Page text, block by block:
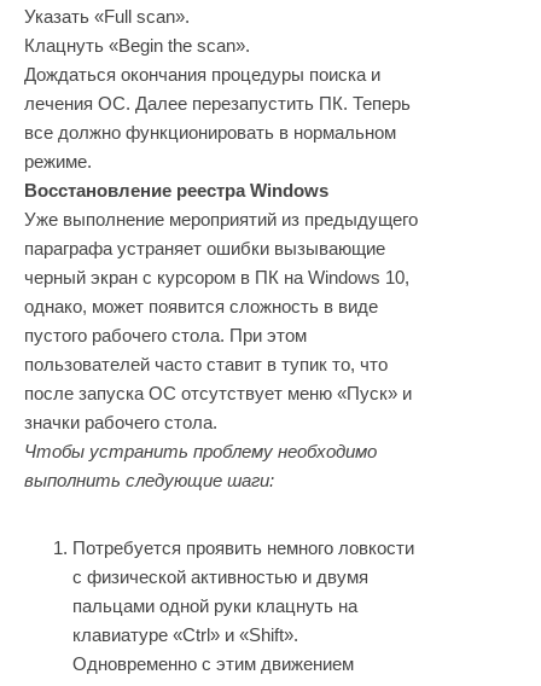
Указать «Full scan».
Клацнуть «Begin the scan».
Дождаться окончания процедуры поиска и
лечения ОС. Далее перезапустить ПК. Теперь
все должно функционировать в нормальном
режиме.
Восстановление реестра Windows
Уже выполнение мероприятий из предыдущего
параграфа устраняет ошибки вызывающие
черный экран с курсором в ПК на Windows 10,
однако, может появится сложность в виде
пустого рабочего стола. При этом
пользователей часто ставит в тупик то, что
после запуска ОС отсутствует меню «Пуск» и
значки рабочего стола.
Чтобы устранить проблему необходимо
выполнить следующие шаги:
Потребуется проявить немного ловкости
с физической активностью и двумя
пальцами одной руки клацнуть на
клавиатуре «Ctrl» и «Shift».
Одновременно с этим движением